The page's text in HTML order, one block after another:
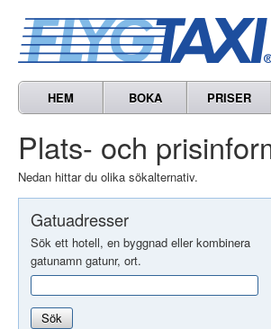
HEM BOKA PRISER
Plats- och
Nedan hittar du olika sökalternativ.
Gatuadresser
Sök ett hotell, en byggnad eller kombinera
gatunamn gatunr, ort.
Sök